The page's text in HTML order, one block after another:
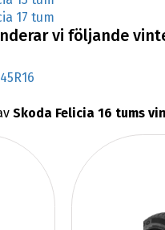
17 tum
vi följande
Skoda Felicia 16 tums